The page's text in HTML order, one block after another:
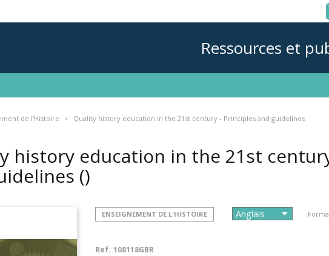
Ressources et
de l'Histoire Quality history education in the 21st century - Principles and guidelines
history education in the 21st
()
ENSEIGNEMENT DE L'HISTOIRE
Ref. 108118GBR